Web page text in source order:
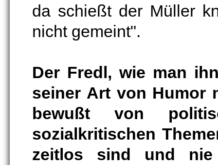
da schießt der Müller
nicht gemeint".
Der Fredl, wie man
seiner Art von Humor
bewußt von
sozialkritischen
zeitlos sind und nie